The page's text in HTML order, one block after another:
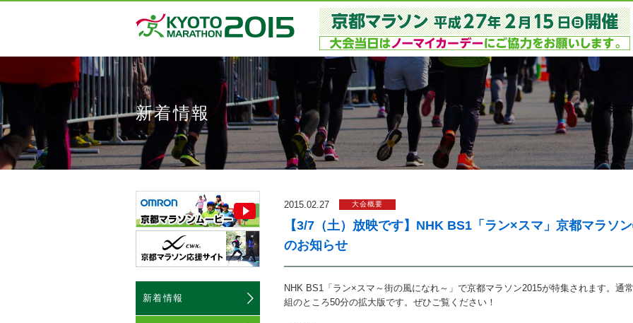
新着情報
2015.02.27 大会概要
【3/7（土）放映です】NHK BS1「ラン×スマ」京都マラソ
のお知らせ
NHK BS1「ラン×スマ～街の風になれ～」で京都マラソン2015が特集されます。通
組のところ50分の拡大版です。ぜひご覧ください！
新着情報